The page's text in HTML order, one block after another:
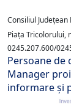
Consiliul
Piața Tricolorului,
0245.207.600/
Persoane de
Manager
informare și